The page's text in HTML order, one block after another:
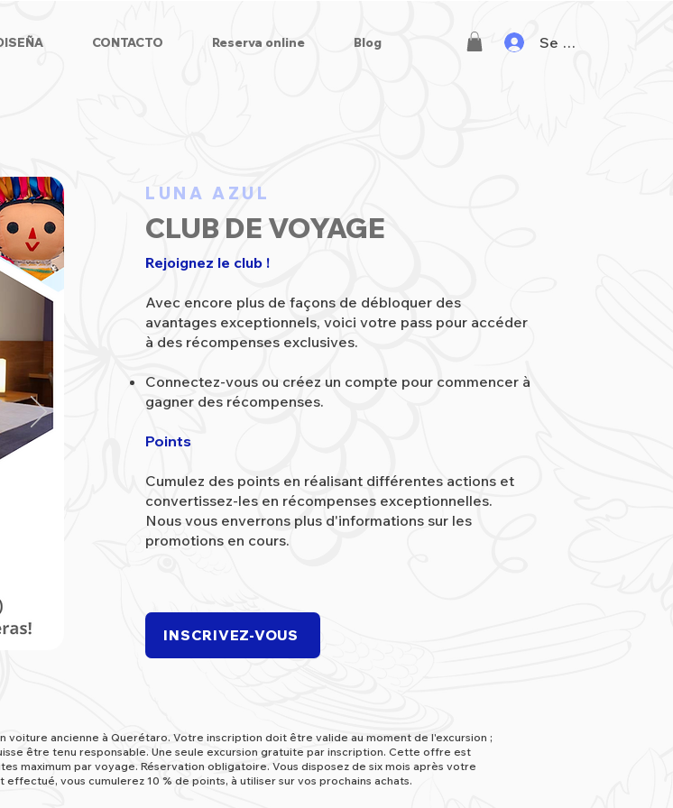
CONTACTO Reserva online Blog Se connecter
LUNA AZUL
CLUB DE VOYAGE
Rejoignez le club !
Avec encore plus de façons de débloquer des
avantages exceptionnels, voici votre pass pour accéder
à des récompenses exclusives.
Connectez-vous ou créez un compte pour commencer à
gagner des récompenses.
Points
Cumulez des points en réalisant différentes actions et
convertissez-les en récompenses exceptionnelles.
Nous vous enverrons plus d'informations sur les
promotions en cours.
INSCRIVEZ-VOUS
ancienne à Querétaro. Votre inscription doit être valide au moment de l'excursion ;
être tenu responsable. Une seule excursion gratuite par inscription. Cette offre est
maximum par voyage. Réservation obligatoire. Vous disposez de six mois après votre
vous cumulerez 10 % de points, à utiliser sur vos prochains achats.